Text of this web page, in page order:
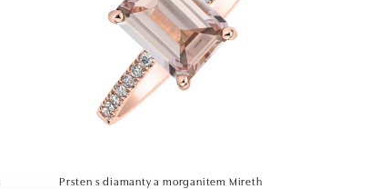
Prsten s diamanty a morganitem Mireth